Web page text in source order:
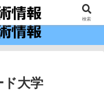
インフラ。
ド大学
検索